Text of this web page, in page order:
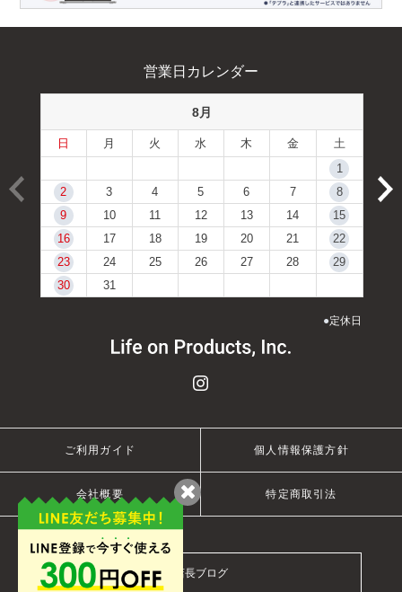
営業日カレンダー
8月
日 月 火 水 木 金
土
1
2
3 4 5 6 7
8
9
10 11 12 13 14
15
16
17 18 19 20 21
22
23
24 25 26 27 28
29
30
31
●定休日
ご利用ガイド 個人情報保護方針
会社概要 特定商取引法
店長ブログ